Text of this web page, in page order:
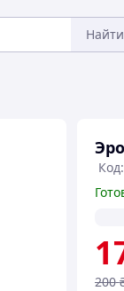
Найти
200